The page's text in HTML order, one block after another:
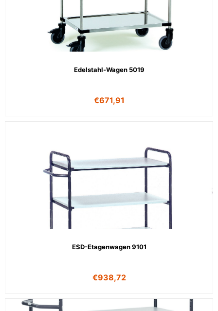
Edelstahl-Wagen 5019
€671,91
ESD-Etagenwagen 9101
€938,72